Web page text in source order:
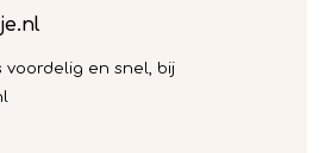
voordelig en snel, bij